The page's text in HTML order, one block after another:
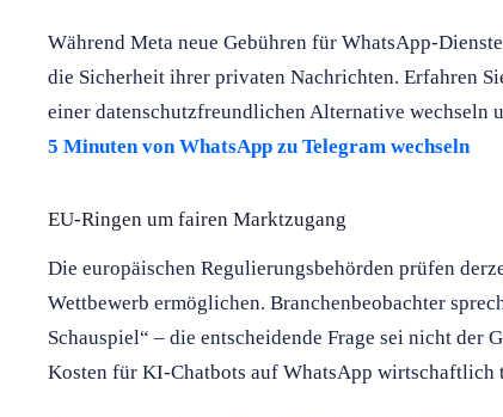
Während Meta neue Gebühren für WhatsApp-
die Sicherheit ihrer privaten Nachrichten. Erfahren
einer datenschutzfreundlichen Alternative wechseln
5 Minuten von WhatsApp zu Telegram wechseln
EU-Ringen um fairen Marktzugang
Die europäischen Regulierungsbehörden prüfen
Wettbewerb ermöglichen. Branchenbeobachter
Schauspiel“ – die entscheidende Frage sei nicht der
Kosten für KI-Chatbots auf WhatsApp wirtschaftlich